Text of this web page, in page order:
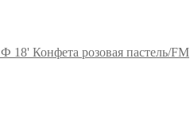
Ф 18' Конфета розовая пастель/FM